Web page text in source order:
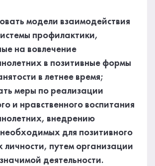
модели взаимодействия
профилактики,
на вовлечение
в позитивные формы
в летнее время;
меры по реализации
и нравственного воспитания
внедрению
для позитивного
личности, путем организации
деятельности.